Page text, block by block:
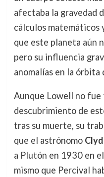
afectaba la gravedad
cálculos matemáticos
que este planeta aún
pero su influencia
anomalías en la órbita
Aunque Lowell no
descubrimiento de
tras su muerte, su
que el astrónomo
a Plutón en 1930 en
mismo que Percival